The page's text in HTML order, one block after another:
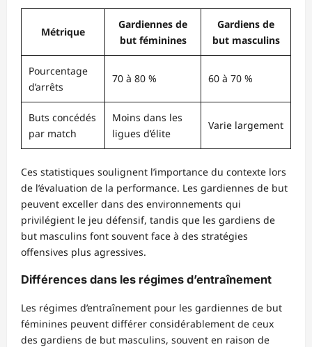
Métrique
Gardiennes de
but féminines
Gardiens de
but masculins
Pourcentage
d’arrêts
70 à 80 % 60 à 70 %
Buts concédés
par match
Moins dans les
ligues d’élite
Varie largement
Ces statistiques soulignent l’importance du contexte lors
de l’évaluation de la performance. Les gardiennes de but
peuvent exceller dans des environnements qui
privilégient le jeu défensif, tandis que les gardiens de
but masculins font souvent face à des stratégies
offensives plus agressives.
Différences dans les régimes d’entraînement
Les régimes d’entraînement pour les gardiennes de but
féminines peuvent différer considérablement de ceux
des gardiens de but masculins, souvent en raison de